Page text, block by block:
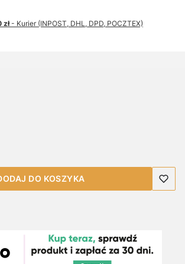
zł- Kurier (INPOST, DHL, DPD, POCZTEX)
DO KOSZYKA